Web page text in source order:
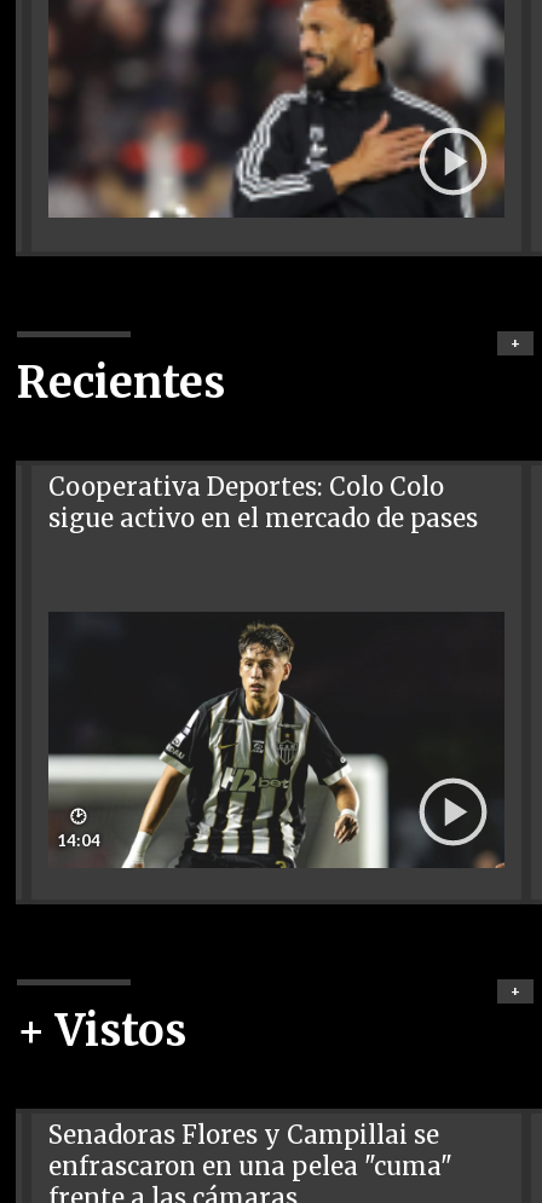
Recientes
+
Cooperativa Deportes: Colo Colo
sigue activo en el mercado de pases
🕑
14:04
+ Vistos
+
Senadoras Flores y Campillai se
enfrascaron en una pelea "cuma"